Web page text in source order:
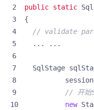
public static
{
// validate
...
...
SqlStage
session
// 开始
new